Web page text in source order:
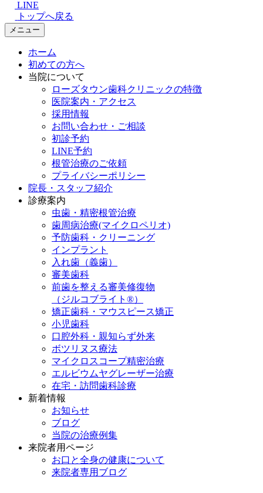
LINE
トップへ戻る
メニュー
ホーム
初めての方へ
当院について
ローズタウン歯科クリニックの特徴
医院案内・アクセス
採用情報
お問い合わせ・ご相談
初診予約
LINE予約
根管治療のご依頼
プライバシーポリシー
院長・スタッフ紹介
診療案内
虫歯・精密根管治療
歯周病治療(マイクロペリオ)
予防歯科・クリーニング
インプラント
入れ歯（義歯）
審美歯科
前歯を整える審美修復物
（ジルコブライト®）
矯正歯科・マウスピース矯正
小児歯科
口腔外科・親知らず外来
ボツリヌス療法
マイクロスコープ精密治療
エルビウムヤグレーザー治療
在宅・訪問歯科診療
新着情報
お知らせ
ブログ
当院の治療例集
来院者用ページ
お口と全身の健康について
来院者専用ブログ